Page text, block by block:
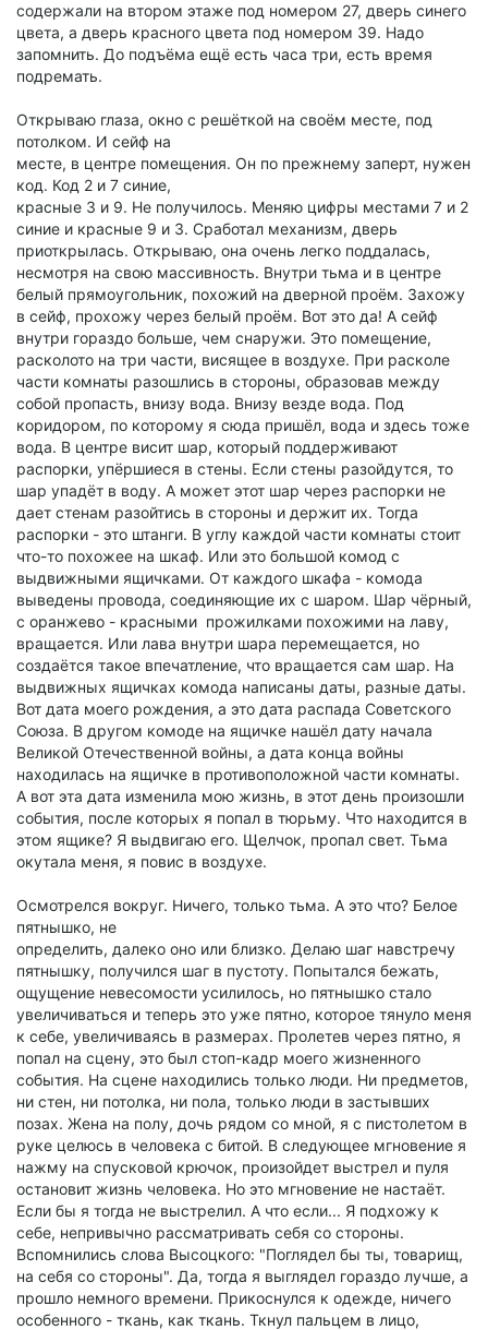
содержали на втором этаже под номером 27, дверь синего
цвета, а дверь красного цвета под номером 39. Надо
запомнить. До подъёма ещё есть часа три, есть время
подремать.
Открываю глаза, окно с решёткой на своём месте, под
потолком. И сейф на
месте, в центре помещения. Он по прежнему заперт, нужен
код. Код 2 и 7 синие,
красные 3 и 9. Не получилось. Меняю цифры местами 7 и 2
синие и красные 9 и 3. Сработал механизм, дверь
приоткрылась. Открываю, она очень легко поддалась,
несмотря на свою массивность. Внутри тьма и в центре
белый прямоугольник, похожий на дверной проём. Захожу
в сейф, прохожу через белый проём. Вот это да! А сейф
внутри гораздо больше, чем снаружи. Это помещение,
расколото на три части, висящее в воздухе. При расколе
части комнаты разошлись в стороны, образовав между
собой пропасть, внизу вода. Внизу везде вода. Под
коридором, по которому я сюда пришёл, вода и здесь тоже
вода. В центре висит шар, который поддерживают
распорки, упёршиеся в стены. Если стены разойдутся, то
шар упадёт в воду. А может этот шар через распорки не
дает стенам разойтись в стороны и держит их. Тогда
распорки - это штанги. В углу каждой части комнаты стоит
что-то похожее на шкаф. Или это большой комод с
выдвижными ящичками. От каждого шкафа - комода
выведены провода, соединяющие их с шаром. Шар чёрный,
с оранжево - красными прожилками похожими на лаву,
вращается. Или лава внутри шара перемещается, но
создаётся такое впечатление, что вращается сам шар. На
выдвижных ящичках комода написаны даты, разные даты.
Вот дата моего рождения, а это дата распада Советского
Союза. В другом комоде на ящичке нашёл дату начала
Великой Отечественной войны, а дата конца войны
находилась на ящичке в противоположной части комнаты.
А вот эта дата изменила мою жизнь, в этот день произошли
события, после которых я попал в тюрьму. Что находится в
этом ящике? Я выдвигаю его. Щелчок, пропал свет. Тьма
окутала меня, я повис в воздухе.
Осмотрелся вокруг. Ничего, только тьма. А это что? Белое
пятнышко, не
определить, далеко оно или близко. Делаю шаг навстречу
пятнышку, получился шаг в пустоту. Попытался бежать,
ощущение невесомости усилилось, но пятнышко стало
увеличиваться и теперь это уже пятно, которое тянуло меня
к себе, увеличиваясь в размерах. Пролетев через пятно, я
попал на сцену, это был стоп-кадр моего жизненного
события. На сцене находились только люди. Ни предметов,
ни стен, ни потолка, ни пола, только люди в застывших
позах. Жена на полу, дочь рядом со мной, я с пистолетом в
руке целюсь в человека с битой. В следующее мгновение я
нажму на спусковой крючок, произойдет выстрел и пуля
остановит жизнь человека. Но это мгновение не настаёт.
Если бы я тогда не выстрелил. А что если... Я подхожу к
себе, непривычно рассматривать себя со стороны.
Вспомнились слова Высоцкого: "Поглядел бы ты, товарищ,
на себя со стороны". Да, тогда я выглядел гораздо лучше, а
прошло немного времени. Прикоснулся к одежде, ничего
особенного - ткань, как ткань. Ткнул пальцем в лицо,